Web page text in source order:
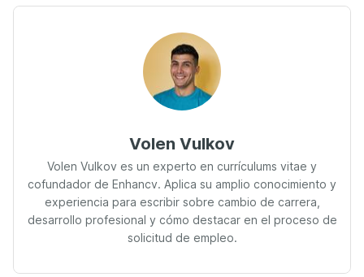
Volen Vulkov
Volen Vulkov es un experto en currículums vitae y
cofundador de Enhancv. Aplica su amplio conocimiento y
experiencia para escribir sobre cambio de carrera,
desarrollo profesional y cómo destacar en el proceso de
solicitud de empleo.